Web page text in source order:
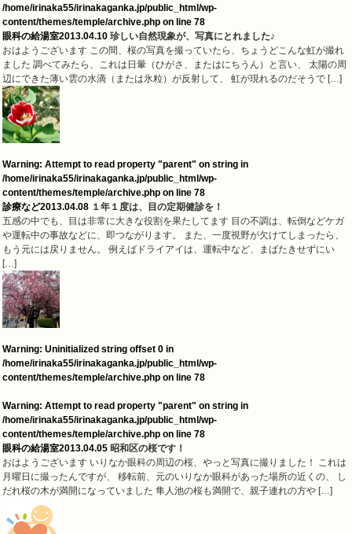
/home/irinaka55/irinakaganka.jp/public_html/wp-
content/themes/temple/archive.php on line 78
眼科の給湯室2013.04.10 珍しい自然現象が、写真にとれました♪
おはようございます この間、桜の写真を撮っていたら、ちょうどこんな虹が撮れ
ました 調べてみたら、これは日暈（ひがさ、またはにちうん）と言い、 太陽の周
辺にできた薄い雲の水滴（または氷粒）が反射して、 虹が現れるのだそうで […]
Warning: Attempt to read property "parent" on string in
/home/irinaka55/irinakaganka.jp/public_html/wp-
content/themes/temple/archive.php on line 78
診療など2013.04.08 １年１度は、目の定期健診を！
五感の中でも、目は非常に大きな役割を果たしてます 目の不調は、転倒などケガ
や運転中の事故などに、即つながります。 また、一度視野が欠けてしまったら、
もう元には戻りません。 例えばドライアイは、運転中など、まばたきせずにい
[…]
Warning: Uninitialized string offset 0 in
/home/irinaka55/irinakaganka.jp/public_html/wp-
content/themes/temple/archive.php on line 78
Warning: Attempt to read property "parent" on string in
/home/irinaka55/irinakaganka.jp/public_html/wp-
content/themes/temple/archive.php on line 78
眼科の給湯室2013.04.05 昭和区の桜です！
おはようございます いりなか眼科の周辺の桜、やっと写真に撮りました！ これは
月曜日に撮ったんですが、 移転前、元のいりなか眼科があった場所の近くの、 し
だれ桜の木が満開になっていました 隼人池の桜も満開で、親子連れの方や […]